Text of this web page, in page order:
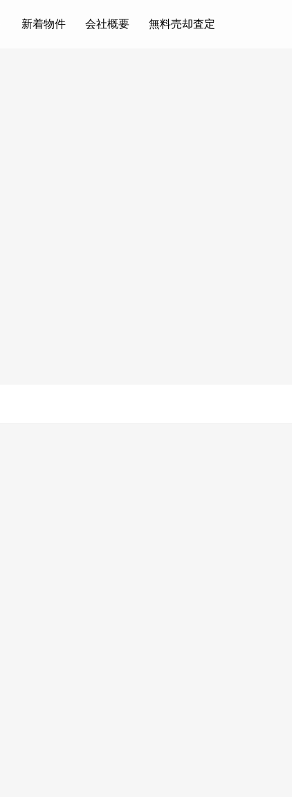
新着物件 会社概要 無料売却査定